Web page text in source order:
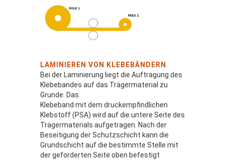
LAMINIEREN VON KLEBEBÄNDERN
Bei der Laminierung liegt die Auftragung des
Klebebandes auf das Trägermaterial zu
Grunde. Das
Klebeband mit dem druckempfindlichen
Klebstoff (PSA) wird auf die untere Seite des
Trägermaterials aufgetragen. Nach der
Beseitigung der Schutzschicht kann die
Grundschicht auf die bestimmte Stelle mit
der geforderten Seite oben befestigt